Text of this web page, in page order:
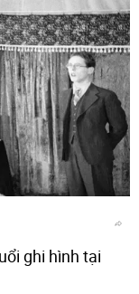
ghi hình tại